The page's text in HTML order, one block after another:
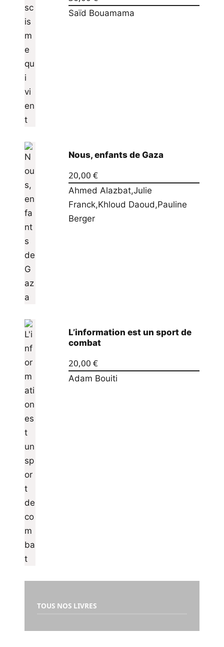
Saïd Bouamama
Nous, enfants de Gaza
20,00 €
Ahmed Alazbat,Julie
Franck,Khloud Daoud,Pauline
Berger
L’information est un sport de
combat
20,00 €
Adam Bouiti
TOUS NOS LIVRES